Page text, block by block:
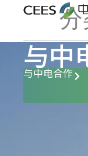
分
与中
与中电合作